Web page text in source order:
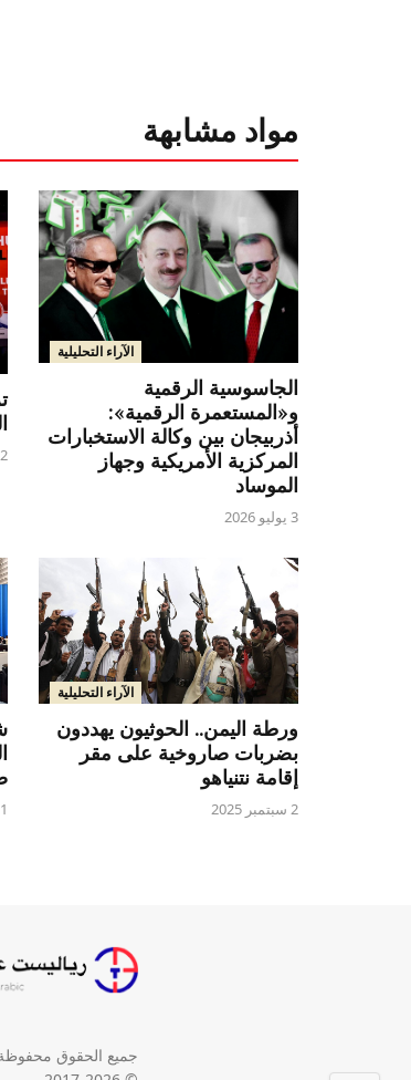
مواد مشابهة
الآراء التحليلية
الجاسوسية الرقمية
و«المستعمرة الرقمية»:
أذربيجان بين وكالة الاستخبارات
المركزية الأمريكية وجهاز
الموساد
3 يوليو 2026
2 يوليو 2026
الآراء التحليلية
ورطة اليمن.. الحوثيون يهددون
بضربات صاروخية على مقر
إقامة نتنياهو
2 سبتمبر 2025 1 سبتمبر 2025
جميع الحقوق